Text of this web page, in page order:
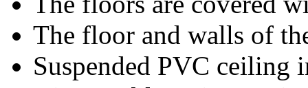
The floor and walls of
Suspended PVC ceiling